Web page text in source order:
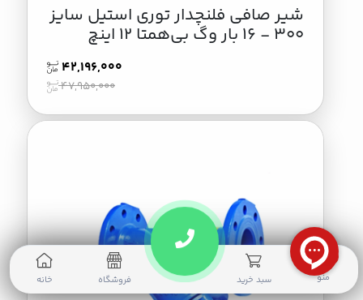
شیر صافی فلنچدار توری استیل سایز
300 - 16 بار وگ بی‌همتا 12 اینچ
42,196,000
47,950,000
منو
0
سبد خرید فروشگاه خانه